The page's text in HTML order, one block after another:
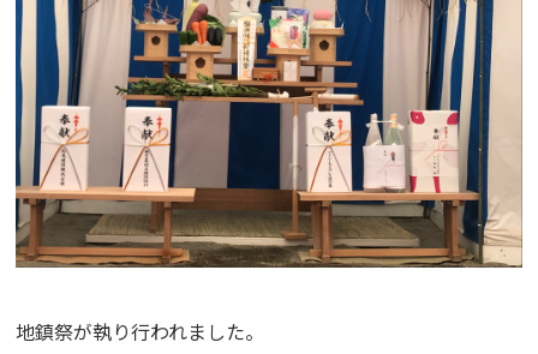
地鎮祭が執り行われました。